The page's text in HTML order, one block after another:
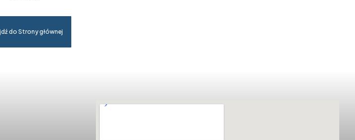
do Strony głównej